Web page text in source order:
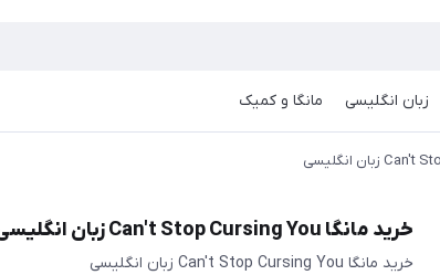
زبان انگلیسی مانگا و کمیک
خرید مانگا Can't Stop Cursing You زبان انگلیسی
خرید مانگا Can't Stop Cursing You زبان انگلیسی